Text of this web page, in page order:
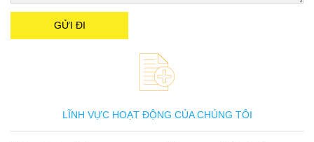
LĨNH VỰC HOẠT ĐỘNG CỦA CHÚNG TÔI